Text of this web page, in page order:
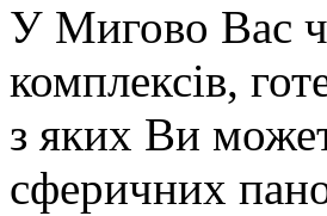
У Мигово Вас
комплексів,
з яких Ви
сферичних